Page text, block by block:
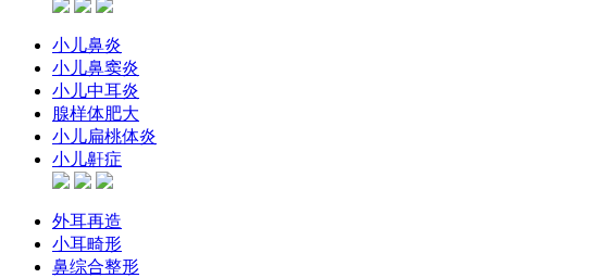
小儿鼻炎
小儿鼻窦炎
小儿中耳炎
腺样体肥大
小儿扁桃体炎
小儿鼾症
外耳再造
小耳畸形
鼻综合整形